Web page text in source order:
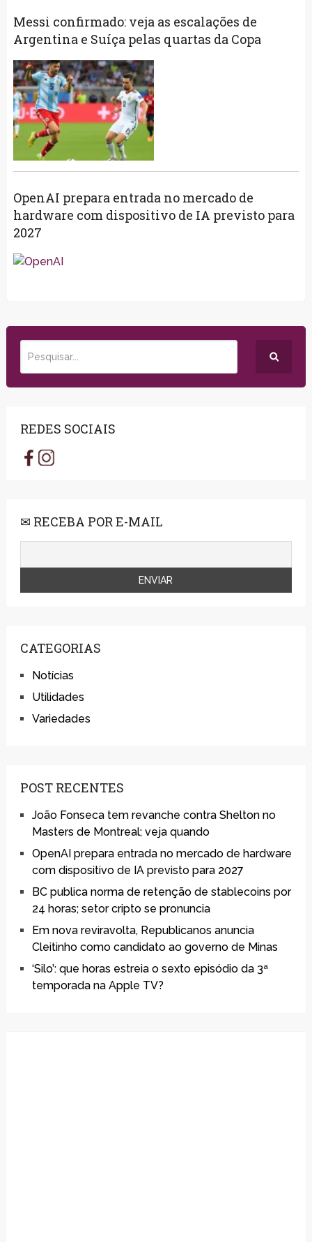
Messi confirmado: veja as escalações de
Argentina e Suíça pelas quartas da Copa
OpenAI prepara entrada no mercado de
hardware com dispositivo de IA previsto para
2027
REDES SOCIAIS
✉ RECEBA POR E-MAIL
CATEGORIAS
Notícias
Utilidades
Variedades
POST RECENTES
João Fonseca tem revanche contra Shelton no
Masters de Montreal; veja quando
OpenAI prepara entrada no mercado de hardware
com dispositivo de IA previsto para 2027
BC publica norma de retenção de stablecoins por
24 horas; setor cripto se pronuncia
Em nova reviravolta, Republicanos anuncia
Cleitinho como candidato ao governo de Minas
‘Silo’: que horas estreia o sexto episódio da 3ª
temporada na Apple TV?